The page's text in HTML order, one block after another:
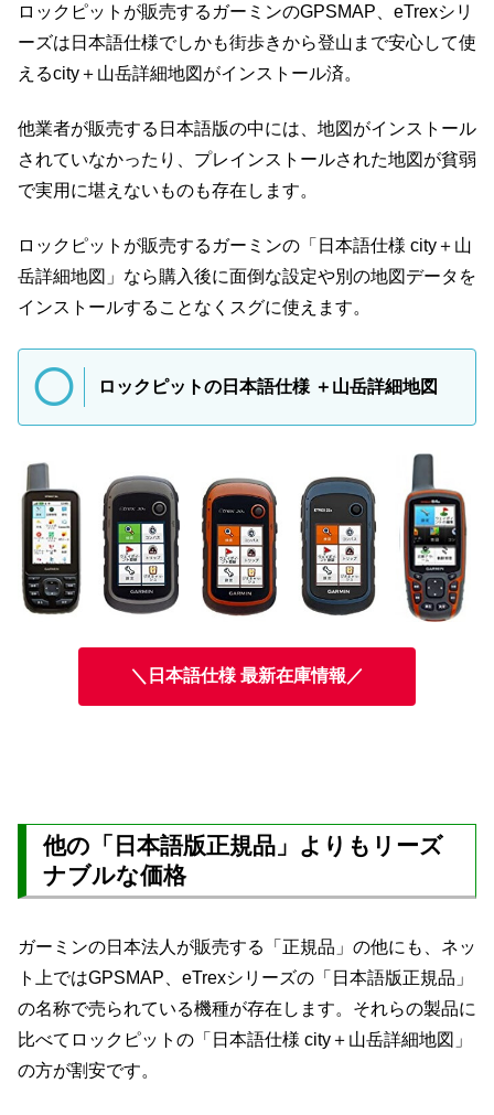
ロックピットが販売するガーミンのGPSMAP、eTrexシリ
ーズは日本語仕様でしかも街歩きから登山まで安心して使
えるcity＋山岳詳細地図がインストール済。
他業者が販売する日本語版の中には、地図がインストール
されていなかったり、プレインストールされた地図が貧弱
で実用に堪えないものも存在します。
ロックピットが販売するガーミンの「日本語仕様 city＋山
岳詳細地図」なら購入後に面倒な設定や別の地図データを
インストールすることなくスグに使えます。
ロックピットの日本語仕様 ＋山岳詳細地図
＼日本語仕様 最新在庫情報／
他の「日本語版正規品」よりもリーズ
ナブルな価格
ガーミンの日本法人が販売する「正規品」の他にも、ネッ
ト上ではGPSMAP、eTrexシリーズの「日本語版正規品」
の名称で売られている機種が存在します。それらの製品に
比べてロックピットの「日本語仕様 city＋山岳詳細地図」
の方が割安です。